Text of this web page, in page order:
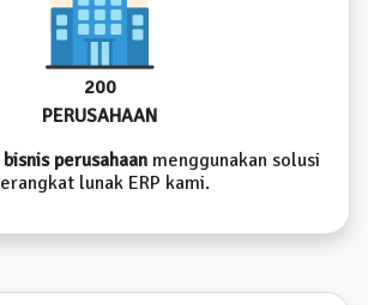
200
PERUSAHAAN
perusahaanmenggunakan solusi
lunak ERP kami.